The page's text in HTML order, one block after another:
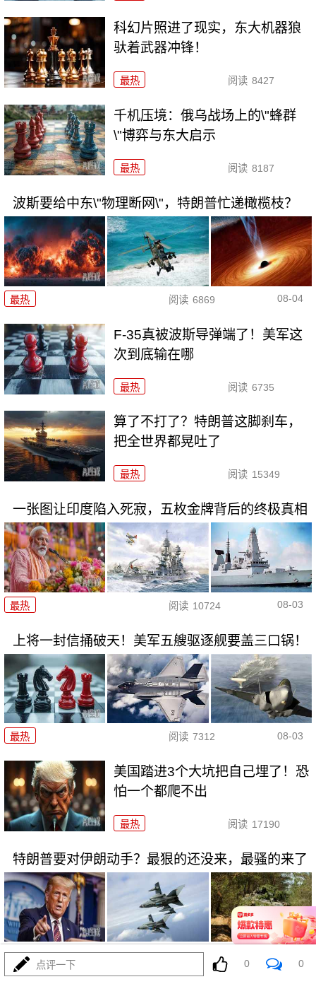
科幻片照进了现实，东大机器狼
驮着武器冲锋！
最热 阅读 8427
千机压境：俄乌战场上的\"蜂群
\"博弈与东大启示
最热 阅读 8187
波斯要给中东\"物理断网\"，特朗普忙递橄榄枝？
最热 阅读 6869 08-04
F-35真被波斯导弹端了！美军这
次到底输在哪
最热 阅读 6735
算了不打了？特朗普这脚刹车，
把全世界都晃吐了
最热 阅读 15349
一张图让印度陷入死寂，五枚金牌背后的终极真相
最热 阅读 10724 08-03
上将一封信捅破天！美军五艘驱逐舰要盖三口锅！
最热 阅读 7312 08-03
美国踏进3个大坑把自己埋了！恐
怕一个都爬不出
最热 阅读 17190
特朗普要对伊朗动手？最狠的还没来，最骚的来了
最热 阅读 5902
点评一下 0 0